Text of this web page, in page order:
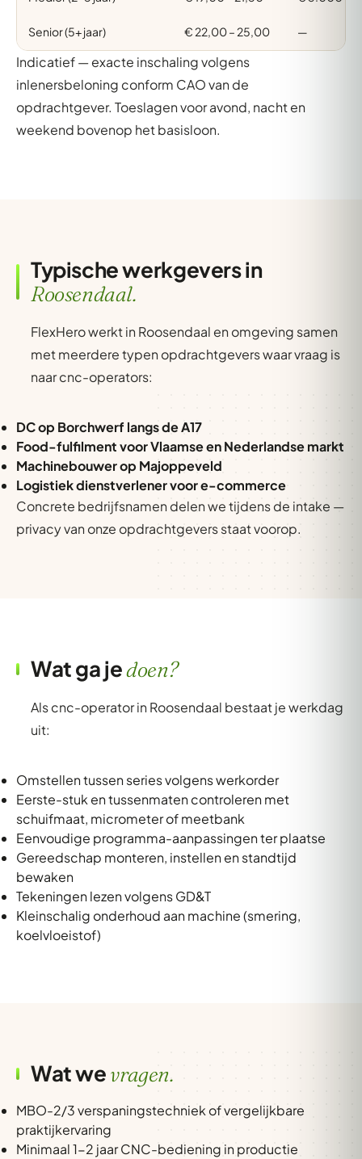
Senior (5+ jaar) € 22,00 – 25,00 —
Indicatief — exacte inschaling volgens
inlenersbeloning conform CAO van de
opdrachtgever. Toeslagen voor avond, nacht en
weekend bovenop het basisloon.
Typische werkgevers in
Roosendaal.
FlexHero werkt in Roosendaal en omgeving samen
met meerdere typen opdrachtgevers waar vraag is
naar cnc-operators:
DC op Borchwerf langs de A17
Food-fulfilment voor Vlaamse en Nederlandse markt
Machinebouwer op Majoppeveld
Logistiek dienstverlener voor e-commerce
Concrete bedrijfsnamen delen we tijdens de intake —
privacy van onze opdrachtgevers staat voorop.
Wat ga jedoen?
Als cnc-operator in Roosendaal bestaat je werkdag
uit:
Omstellen tussen series volgens werkorder
Eerste-stuk en tussenmaten controleren met
schuifmaat, micrometer of meetbank
Eenvoudige programma-aanpassingen ter plaatse
Gereedschap monteren, instellen en standtijd
bewaken
Tekeningen lezen volgens GD&T
Kleinschalig onderhoud aan machine (smering,
koelvloeistof)
Wat wevragen.
MBO-2/3 verspaningstechniek of vergelijkbare
praktijkervaring
Minimaal 1-2 jaar CNC-bediening in productie